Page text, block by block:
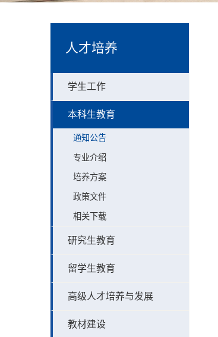
人才培养
学生工作
本科生教育
通知公告
专业介绍
培养方案
政策文件
相关下载
研究生教育
留学生教育
高级人才培养与发展
教材建设